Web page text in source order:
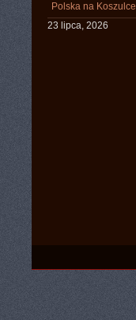
Polska na Koszulce
23 lipca, 2026